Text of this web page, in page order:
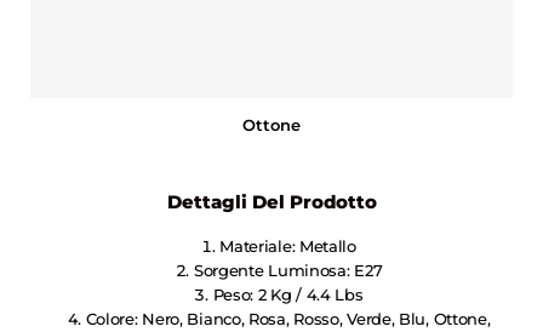
Ottone
Dettagli Del Prodotto
Materiale: Metallo
Sorgente Luminosa: E27
Peso: 2 Kg / 4.4 Lbs
Colore: Nero, Bianco, Rosa, Rosso, Verde, Blu, Ottone,